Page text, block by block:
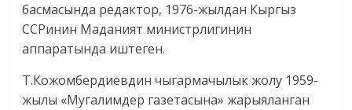
басмасында редактор, 1976-жылдан Кыргыз
ССРинин Маданият министрлигинин
аппаратында иштеген.
Т.Кожомбердиевдин чыгармачылык жолу 1959-
жылы «Мугалимдер газетасына» жарыяланган